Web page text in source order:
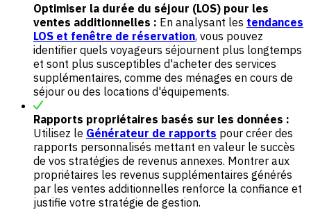
Optimiser la durée du séjour (LOS) pour les
ventes additionnelles : En analysant les tendances
LOS et fenêtre de réservation, vous pouvez
identifier quels voyageurs séjournent plus longtemps
et sont plus susceptibles d'acheter des services
supplémentaires, comme des ménages en cours de
séjour ou des locations d'équipements.
Rapports propriétaires basés sur les données :
Utilisez le Générateur de rapports pour créer des
rapports personnalisés mettant en valeur le succès
de vos stratégies de revenus annexes. Montrer aux
propriétaires les revenus supplémentaires générés
par les ventes additionnelles renforce la confiance et
justifie votre stratégie de gestion.